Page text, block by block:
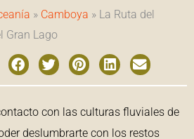
» Camboya » La Ruta del
Gran Lago
con las culturas fluviales de
deslumbrarte con los restos